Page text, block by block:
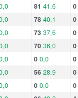
81 41,6 0
78 40,1 0
73 37,6 0
70 36,0 0
0 0,0 0
56 28,9 0
0 0,0 0